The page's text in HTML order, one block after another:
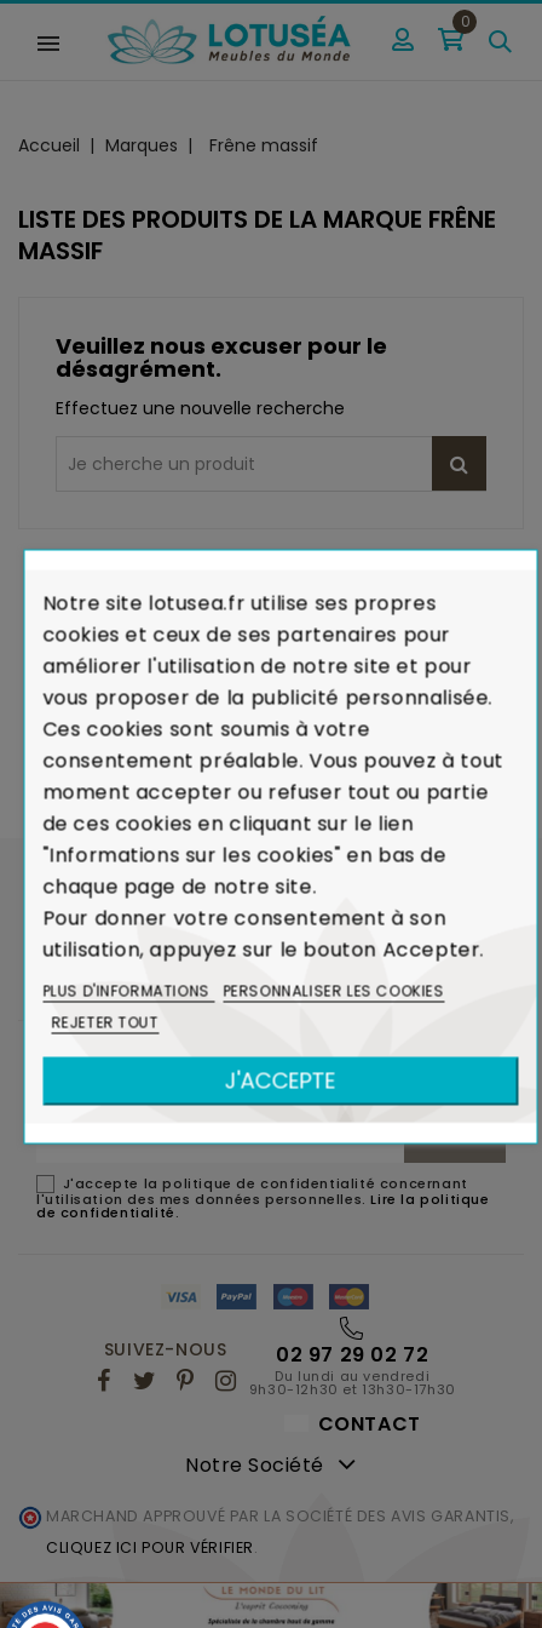
0
Accueil Marques Frêne massif
LISTE DES PRODUITS DE LA MARQUE FRÊNE
MASSIF
Veuillez nous excuser pour le
désagrément.
Effectuez une nouvelle recherche
LIVRAISON PREMIUM
pour tous nos clients
AVIS GARANTIS
Attestation de Confiance
PAIEMENT EN 3 FOIS
Sans frais
Inscrivez-vous àNOTRE
NEWSLETTER
J'accepte la politique de confidentialité concernant
l'utilisation des mes données personnelles.Lire la politique
de confidentialité.
SUIVEZ-NOUS 02 97 29 02 72
Du lundi au vendredi
9h30-12h30 et 13h30-17h30
CONTACT
Notre Société
Notre site lotusea.fr utilise ses propres
cookies et ceux de ses partenaires pour
améliorer l'utilisation de notre site et pour
vous proposer de la publicité personnalisée.
Ces cookies sont soumis à votre
consentement préalable. Vous pouvez à tout
moment accepter ou refuser tout ou partie
de ces cookies en cliquant sur le lien
"Informations sur les cookies" en bas de
chaque page de notre site.
Pour donner votre consentement à son
utilisation, appuyez sur le bouton Accepter.
PLUS D'INFORMATIONS
PERSONNALISER LES COOKIES
REJETER TOUT
J'ACCEPTE
MARCHAND APPROUVÉ PAR LA SOCIÉTÉ DES AVIS GARANTIS,
CLIQUEZ ICI POUR VÉRIFIER.